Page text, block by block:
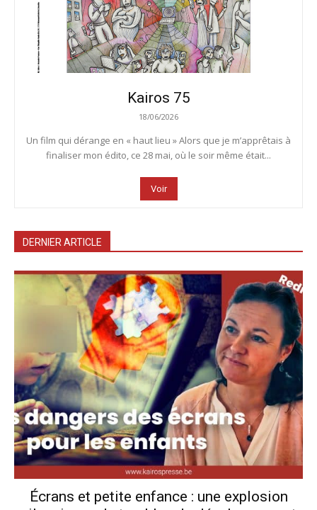
Kairos 75
18/06/2026
Un film qui dérange en « haut lieu » Alors que je m’apprêtais à
finaliser mon édito, ce 28 mai, où le soir même était...
Voir
DERNIER ARTICLE
Écrans et petite enfance : une explosion